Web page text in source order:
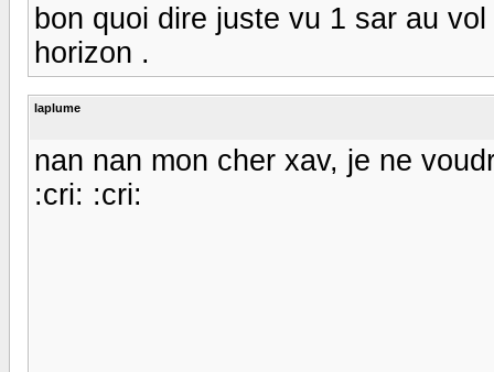
bon quoi dire juste vu 1 sar au
horizon .
laplume
nan nan mon cher xav, je ne
:cri: :cri: